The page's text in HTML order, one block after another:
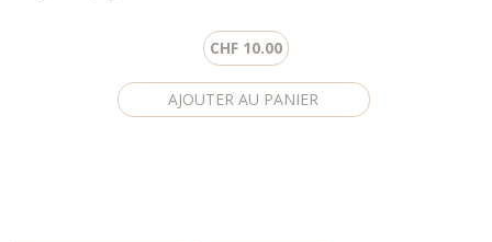
CHF 10.00